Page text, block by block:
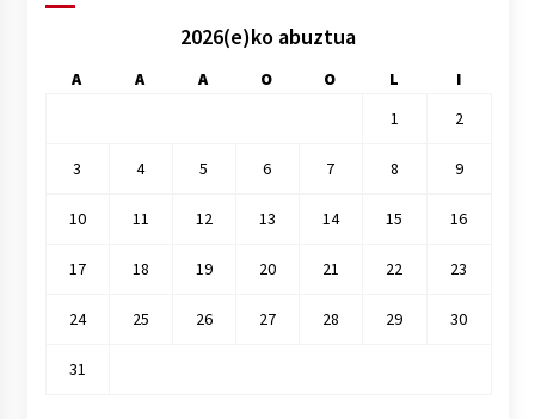
2026(e)ko abuztua
A A A O O L
I
1
2
3 4 5 6 7 8 9
10 11 12 13 14 15 16
17 18 19 20 21 22 23
24 25 26 27 28 29 30
31